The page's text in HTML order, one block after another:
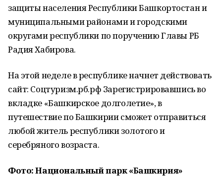
защиты населения Республики Башкортостан и
муниципальными районами и городскими
округами республики по поручению Главы РБ
Радия Хабирова.
На этой неделе в республике начнет действовать
сайт: Соцтуризм.рб.рф Зарегистрировавшись во
вкладке «Башкирское долголетие», в
путешествие по Башкирии сможет отправиться
любой житель республики золотого и
серебряного возраста.
Фото: Национальный парк «Башкирия»